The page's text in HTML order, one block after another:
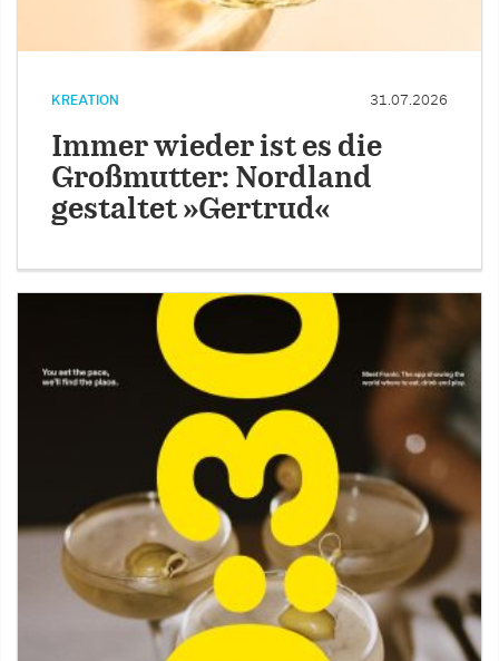
KREATION 31.07.2026
Immer wieder ist es die
Großmutter: Nordland
gestaltet »Gertrud«